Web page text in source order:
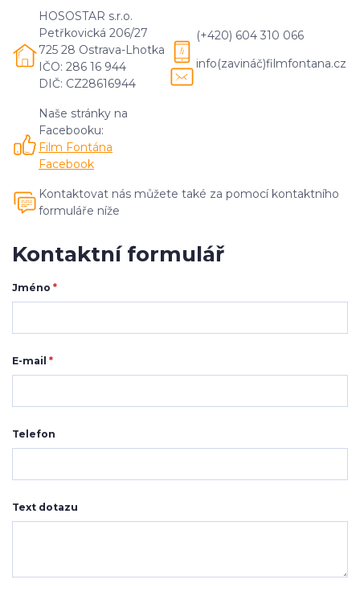
HOSOSTAR s.r.o.
Petřkovická 206/27
725 28 Ostrava-Lhotka
IČO: 286 16 944
DIČ: CZ28616944
(+420) 604 310 066
info(zavináč)filmfontana.cz
Naše stránky na
Facebooku:
Film Fontána
Facebook
Kontaktovat nás můžete také za pomocí kontaktního
formuláře níže
Kontaktní formulář
Jméno *
E-mail *
Telefon
Text dotazu